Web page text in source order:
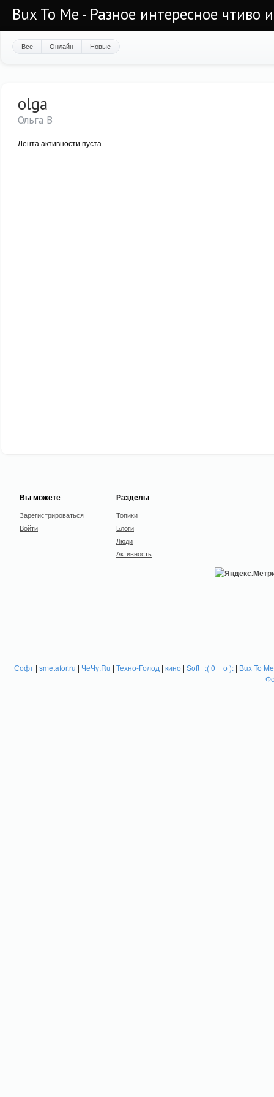
Bux To Me - Разное интересное чтиво
Все Онлайн Новые
olga
Ольга В
Лента активности пуста
Вы можете
Зарегистрироваться
Войти
Разделы
Топики
Блоги
Люди
Активность
Софт| smetafor.ru | ЧеЧу.Ru | Техно-Голод | кино| Soft| :( 0 _ о ):| Bux To Me